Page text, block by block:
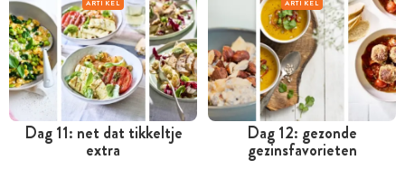
ARTIKEL
Dag 11: net dat tikkeltje
extra
ARTIKEL
Dag 12: gezonde
gezinsfavorieten